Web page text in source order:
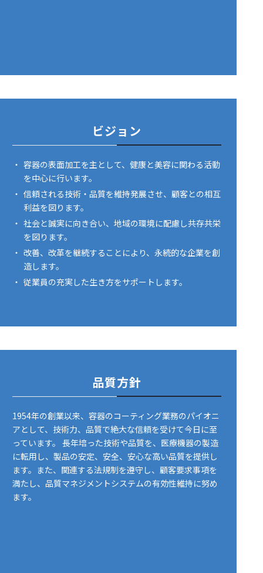
ビジョン
・ 容器の表面加工を主として、健康と美容に関わる活動
を中心に行います。
・ 信頼される技術・品質を維持発展させ、顧客との相互
利益を図ります。
・ 社会と誠実に向き合い、地域の環境に配慮し共存共栄
を図ります。
・ 改善、改革を継続することにより、永続的な企業を創
造します。
・ 従業員の充実した生き方をサポートします。
品質方針
1954年の創業以来、容器のコーティング業務のパイオニ
アとして、技術力、品質で絶大な信頼を受けて今日に至
っています。 長年培った技術や品質を、医療機器の製造
に転用し、製品の安定、安全、安心な高い品質を提供し
ます。また、関連する法規制を遵守し、顧客要求事項を
満たし、品質マネジメントシステムの有効性維持に努め
ます。